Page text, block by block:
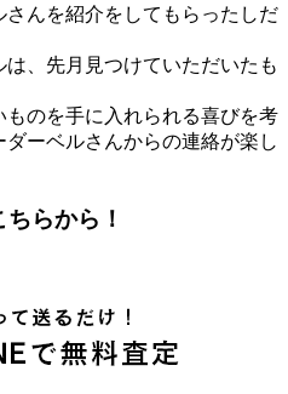
んを紹介をしてもらったしだ
、先月見つけていただいたも
のを手に入れられる喜びを考
ーベルさんからの連絡が楽し
らから！